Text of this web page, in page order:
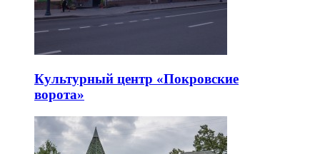
Культурный центр «Покровские
ворота»